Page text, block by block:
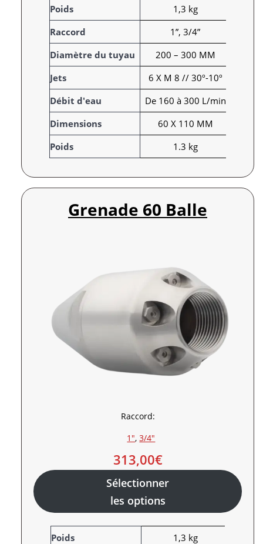
A
t
t
r
i
b
u
t
s
a
l
e
u
r
Poids
1,3 kg
Raccord
1”, 3/4”
Diamètre du tuyau
200 – 300 MM
Jets
6 X M 8 // 30º-10º
Débit d'eau
De 160 à 300 L/min
Dimensions
60 X 110 MM
Poids
1.3 kg
Grenade 60 Balle
Raccord:
1″, 3/4″
313,00€
Sélectionner
les options
A
Poids
1,3 kg